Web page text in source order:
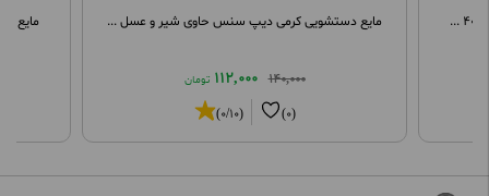
مایع مایع دستشویی کرمی دیپ سنس حاوی شیر و عسل ...
140,000
112,000 تومان
(0)
(0/10)